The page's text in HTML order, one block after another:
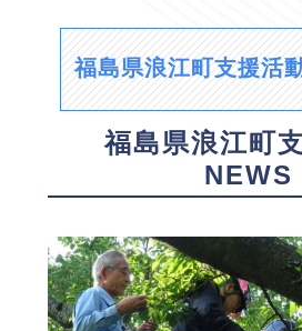
福島県浪江町支援活
福島県浪江町
NEWS